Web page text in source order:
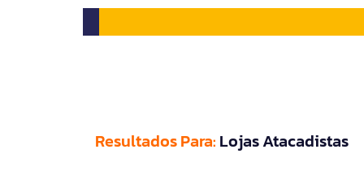
Resultados Para: Lojas Atacadistas